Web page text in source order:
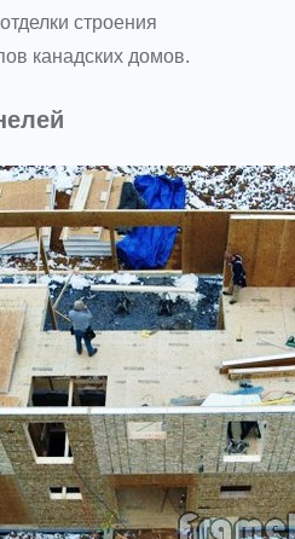
строения
канадских домов.